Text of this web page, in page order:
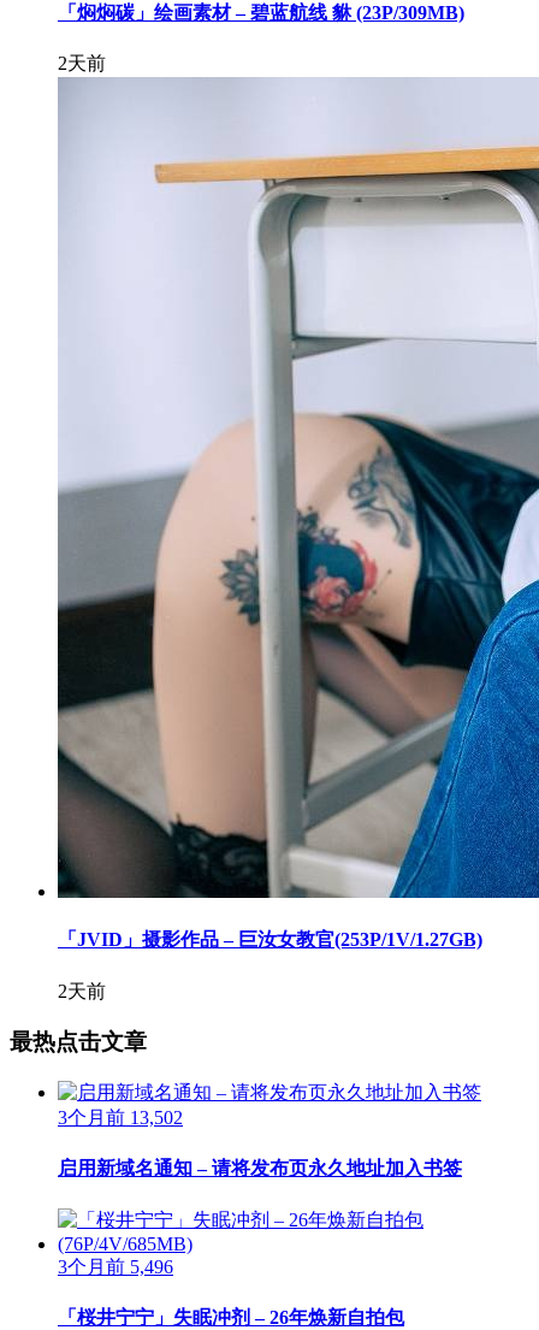
「焖焖碳」绘画素材 – 碧蓝航线 貅 (23P/309MB)
2天前
「JVID」摄影作品 – 巨汝女教官(253P/1V/1.27GB)
2天前
最热点击文章
3个月前 13,502
启用新域名通知 – 请将发布页永久地址加入书签
3个月前 5,496
「桜井宁宁」失眠冲剂 – 26年焕新自拍包